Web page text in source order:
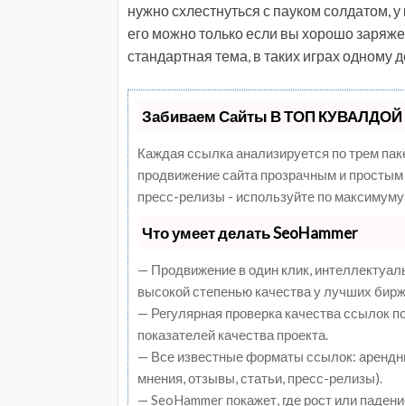
нужно схлестнуться с пауком солдатом,
его можно только если вы хорошо
стандартная тема, в таких играх одному
Забиваем Сайты В ТОП КУВАЛДОЙ
Каждая ссылка анализируется по трем
продвижение сайта прозрачным и
пресс-релизы - используйте по
Что умеет делать SeoHammer
— Продвижение в один клик,
высокой степенью качества у лучших
— Регулярная проверка качества ссылок
показателей качества проекта.
— Все известные форматы ссылок:
мнения, отзывы, статьи, пресс-релизы).
— SeoHammer покажет, где рост или